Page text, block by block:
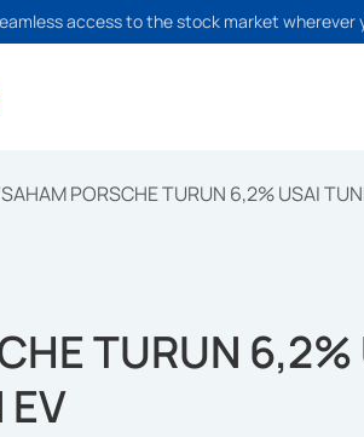
access to the stock market wherever
SAHAM PORSCHE TURUN 6,2% USAI
TURUN
EV